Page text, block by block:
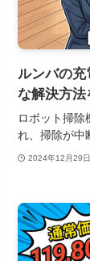
ルンバの
な解決方
ロボット掃除
れ、掃除が
2024年12月29日